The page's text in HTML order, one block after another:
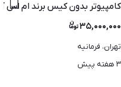
کامپیوتر بدون کیس برند ام اس آی
۳۵,۰۰۰,۰۰۰
تهران، فرمانیه
۳ هفته پیش